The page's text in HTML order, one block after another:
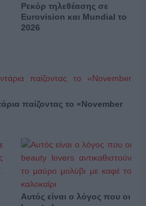
Ρεκόρ τηλεθέασης σε
Eurovision και Mundial το
2026
παίζοντας το «November
Αυτός είναι ο λόγος που οι